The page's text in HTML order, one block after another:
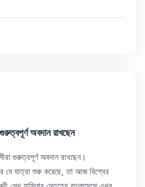
গুরুত্বপূর্ণ অবদান রাখছেন
গুরুত্বপূর্ণ অবদান রাখছেন।
যে যাত্রা শুরু করেছে, তা আজ বিশ্বের